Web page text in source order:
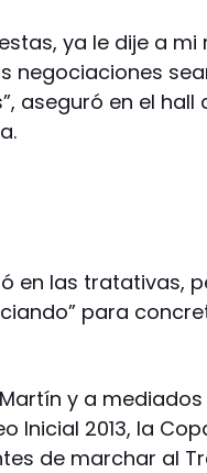
ya le dije a
negociaciones
aseguró en el hall
en las tratativas,
para
y a
Inicial 2013, la
de marchar al